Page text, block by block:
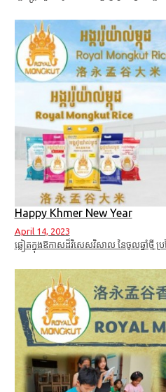
Happy Khmer New Year
April 14, 2023
ឆ្លៀតក្នុងឱកាសដ៏វិសេសវិសាល នៃចូលឆ្នាំថ្មី ប្រ